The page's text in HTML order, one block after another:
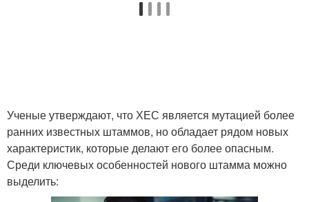
Ученые утверждают, что ХЕС является мутацией более
ранних известных штаммов, но обладает рядом новых
характеристик, которые делают его более опасным.
Среди ключевых особенностей нового штамма можно
выделить: